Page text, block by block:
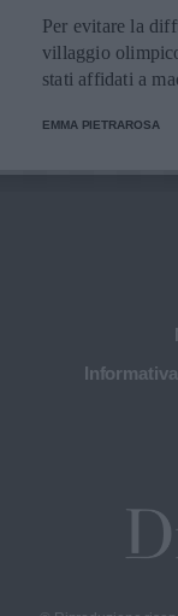
Per evitare la
villaggio
stati affidati a
EMMA PIETRAROSA